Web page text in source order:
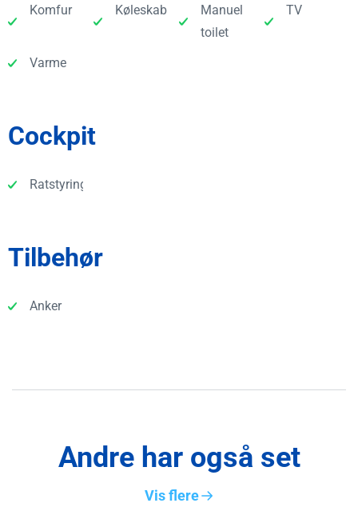
Komfur Køleskab
Manuel
toilet
TV
Varme
Cockpit
Ratstyring
Tilbehør
Anker
Andre har også set
Vis flere